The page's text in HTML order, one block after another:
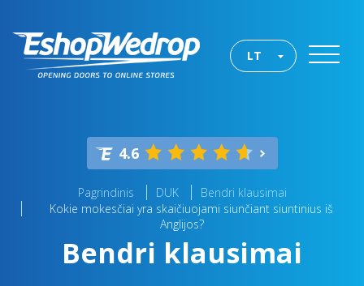
LT
4.6
Pagrindinis DUK
Bendri klausimai
Kokie mokesčiai yra skaičiuojami siunčiant siuntinius iš
Anglijos?
Bendri klausimai